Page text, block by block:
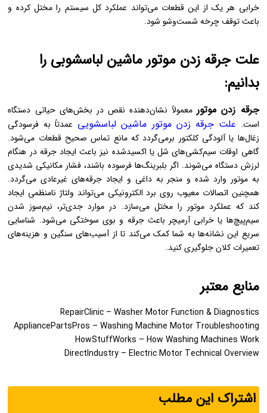
خرابی هر یک از این قطعات می‌تواند عملکرد کل سیستم را مختل کرده و
باعث توقف چرخه شست‌وشو شود.
علت جرقه زدن موتور ماشین لباسشوبی را
بدانیم:
جرقه زدن موتور معمولاً نشان‌دهنده نقص در بخش‌های حیاتی دستگاه
است. علت جرقه زدن موتور ماشین لباسشویی عمدتاً به فرسودگی
زغال‌ها یا آلودگی کلکتور برمی‌گردد که مانع تماس صحیح قطعات می‌شود.
گاهی اوقات سیم‌کشی‌های شل یا اکسیدشده نیز باعث ایجاد جرقه در هنگام
لرزش دستگاه می‌شوند. اگر بلبرینگ‌ها فرسوده باشند، فشار مکانیکی شدیدی
به موتور وارد شده و منجر به داغی و ایجاد جرقه‌های غیرعادی می‌گردد.
همچنین اتصالات معیوب روی برد الکترونیکی می‌تواند ولتاژ نامنظمی ایجاد
کند که عملکرد موتور را مختل می‌سازد. در موارد جدی‌تر، نیم‌سوز شدن
سیم‌پیچ‌ها یا خرابی آرمیچر باعث جرقه و بوی سوختگی می‌شود. شناسایی
سریع این نشانه‌ها به شما کمک می‌کند تا از آسیب‌های سنگین و هزینه‌های
تعمیرات کلان جلوگیری کنید.
منابع معتبر
RepairClinic – Washer Motor Function & Diagnostics
AppliancePartsPros – Washing Machine Motor Troubleshooting
HowStuffWorks – How Washing Machines Work
DirectIndustry – Electric Motor Technical Overview
اشتراک این مطلب